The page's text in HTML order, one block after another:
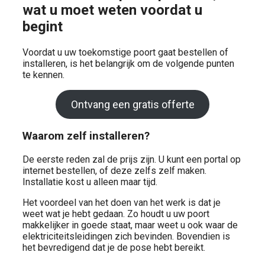
wat u moet weten voordat u
begint
Voordat u uw toekomstige poort gaat bestellen of
installeren, is het belangrijk om de volgende punten
te kennen.
Ontvang een gratis offerte
Waarom zelf installeren?
De eerste reden zal de prijs zijn. U kunt een portal op
internet bestellen, of deze zelfs zelf maken.
Installatie kost u alleen maar tijd.
Het voordeel van het doen van het werk is dat je
weet wat je hebt gedaan. Zo houdt u uw poort
makkelijker in goede staat, maar weet u ook waar de
elektriciteitsleidingen zich bevinden. Bovendien is
het bevredigend dat je de pose hebt bereikt.